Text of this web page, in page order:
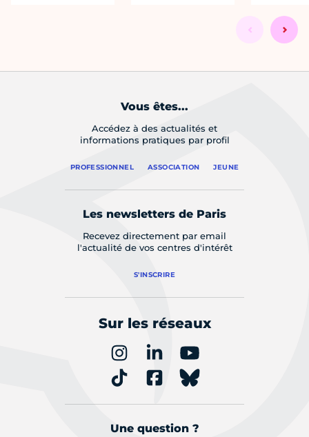
Vous êtes...
Accédez à des actualités et
informations pratiques par profil
PROFESSIONNEL ASSOCIATION JEUNE
Les newsletters de Paris
Recevez directement par email
l'actualité de vos centres d'intérêt
S'INSCRIRE
Sur les réseaux
Une question ?